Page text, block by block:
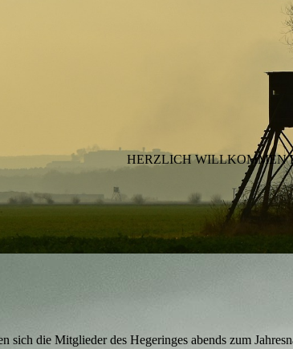
HERZLICH WILLKOMMEN
sich die Mitglieder des Hegeringes abends zum